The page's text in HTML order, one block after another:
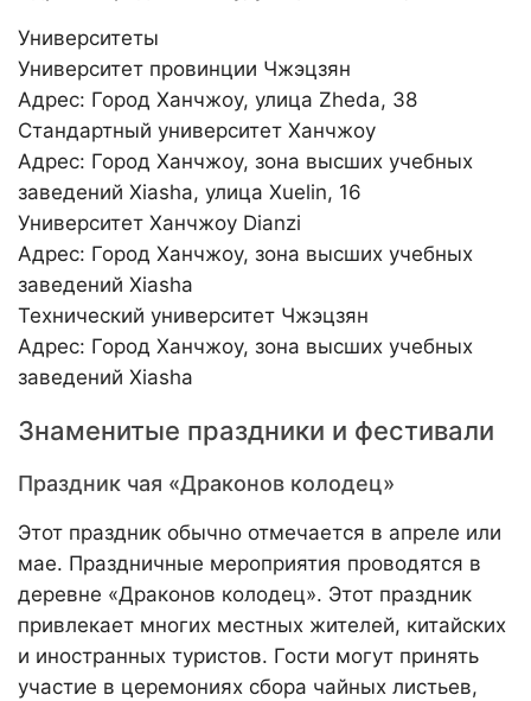
Университеты
Университет провинции Чжэцзян
Адрес: Город Ханчжоу, улица Zheda, 38
Стандартный университет Ханчжоу
Адрес: Город Ханчжоу, зона высших учебных
заведений Xiasha, улица Xuelin, 16
Университет Ханчжоу Dianzi
Адрес: Город Ханчжоу, зона высших учебных
заведений Xiasha
Технический университет Чжэцзян
Адрес: Город Ханчжоу, зона высших учебных
заведений Xiasha
Знаменитые праздники и фестивали
Праздник чая «Драконов колодец»
Этот праздник обычно отмечается в апреле или
мае. Праздничные мероприятия проводятся в
деревне «Драконов колодец». Этот праздник
привлекает многих местных жителей, китайских
и иностранных туристов. Гости могут принять
участие в церемониях сбора чайных листьев,